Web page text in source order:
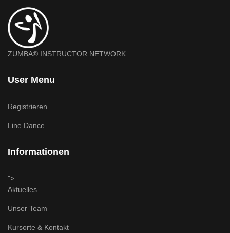
ZUMBA® INSTRUCTOR NETWORK
User Menu
Registrieren
Line Dance
Informationen
">
Aktuelles
Unser Team
Kursorte & Kontakt